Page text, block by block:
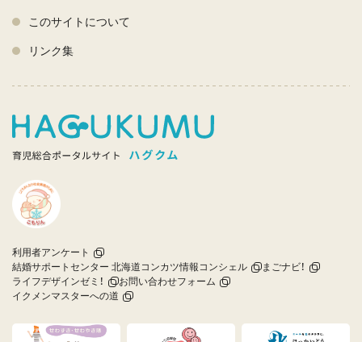
このサイトについて
リンク集
利用者アンケート
結婚サポートセンター 北海道コンカツ情報コンシェル
まごナビ！
ライフデザインゼミ！
お問い合わせフォーム
イクメンマスターへの道